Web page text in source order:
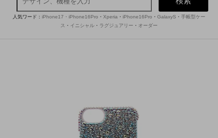
人気ワード： iPhone17・iPhone16Pro ・ Xperia ・ iPhone16Pro ・ GalaxyS ・ 手帳型ケー
ス ・ イニシャル ・ ラグジュアリー ・ オーダー